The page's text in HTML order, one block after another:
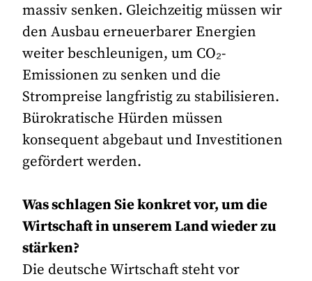
massiv senken. Gleichzeitig müssen wir
den Ausbau erneuerbarer Energien
weiter beschleunigen, um CO₂-
Emissionen zu senken und die
Strompreise langfristig zu stabilisieren.
Bürokratische Hürden müssen
konsequent abgebaut und Investitionen
gefördert werden.
Was schlagen Sie konkret vor, um die
Wirtschaft in unserem Land wieder zu
stärken?
Die deutsche Wirtschaft steht vor